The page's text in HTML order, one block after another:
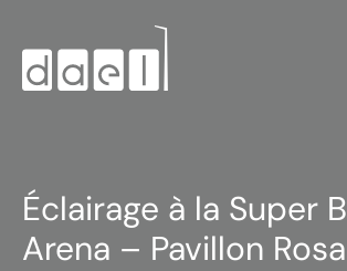
Éclairage à la Super
Arena – Pavillon